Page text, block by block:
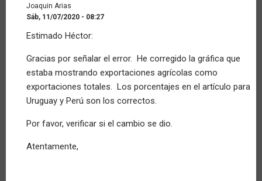
Joaquin Arias
Sáb, 11/07/2020 - 08:27
respuesta
Consulta
por
Invitado
verificado)
Estimado Héctor:
Gracias por señalar el error. He corregido la gráfica que
estaba mostrando exportaciones agrícolas como
exportaciones totales. Los porcentajes en el artículo para
Uruguay y Perú son los correctos.
Por favor, verificar si el cambio se dio.
Atentamente,